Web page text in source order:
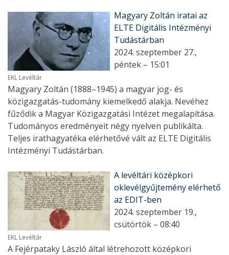
Magyary Zoltán iratai az
ELTE Digitális Intézményi
Tudástárban
2024. szeptember 27.,
péntek – 15:01
EKL Levéltár
Magyary Zoltán (1888–1945) a magyar jog- és
közigazgatás-tudomány kiemelkedő alakja. Nevéhez
fűződik a Magyar Közigazgatási Intézet megalapítása.
Tudományos eredményeit négy nyelven publikálta.
Teljes irathagyatéka elérhetővé vált az ELTE Digitális
Intézményi Tudástárban.
A levéltári középkori
oklevélgyűjtemény elérhető
az EDIT-ben
2024. szeptember 19.,
csütörtök – 08:40
EKL Levéltár
A Fejérpataky László által létrehozott középkori